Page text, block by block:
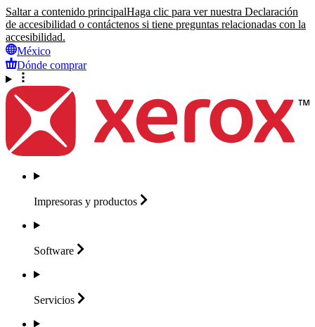
Saltar a contenido principalHaga clic para ver nuestra Declaración
de accesibilidad o contáctenos si tiene preguntas relacionadas con la
accesibilidad.
México
Dónde comprar
Impresoras y productos
Software
Servicios